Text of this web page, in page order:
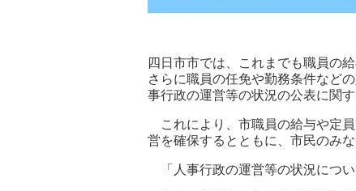
四日市市では、これまでも職員の
さらに職員の任免や勤務条件など
事行政の運営等の状況の公表に関
これにより、市職員の給与や定
営を確保するとともに、市民のみ
「人事行政の運営等の状況につい